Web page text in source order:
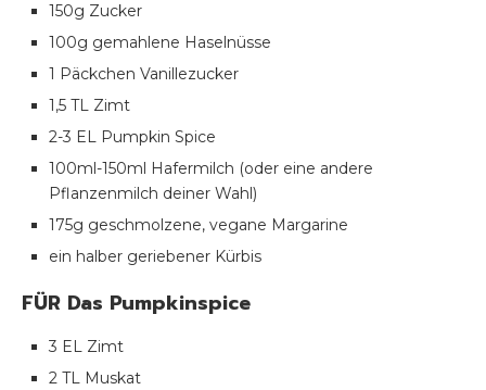
150g Zucker
100g gemahlene Haselnüsse
1 Päckchen Vanillezucker
1,5 TL Zimt
2-3 EL Pumpkin Spice
100ml-150ml Hafermilch (oder eine andere
Pflanzenmilch deiner Wahl)
175g geschmolzene, vegane Margarine
ein halber geriebener Kürbis
FÜR Das Pumpkinspice
3 EL Zimt
2 TL Muskat